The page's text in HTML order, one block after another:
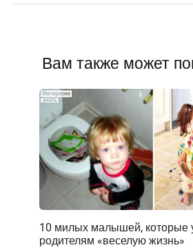
Вам также может
10 милых малышей, которые
родителям «веселую жизнь»